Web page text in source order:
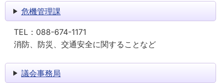
危機管理課
TEL： 088-674-1171
消防、防災、交通安全に関することなど
議会事務局